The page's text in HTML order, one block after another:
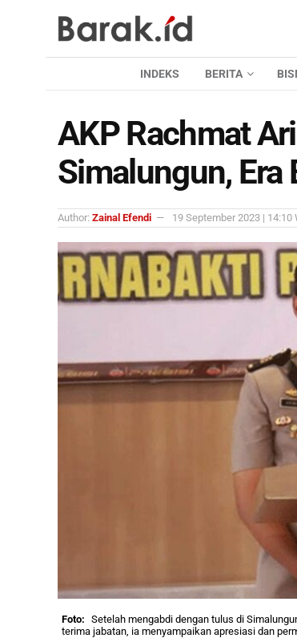
INDEKS BERITA
AKP Rachmat
Simalungun, Era
Author: Zainal Efendi 19 September 2023 | 14:10
Setelah mengabdi dengan tulus di
terima jabatan, ia menyampaikan apresiasi dan